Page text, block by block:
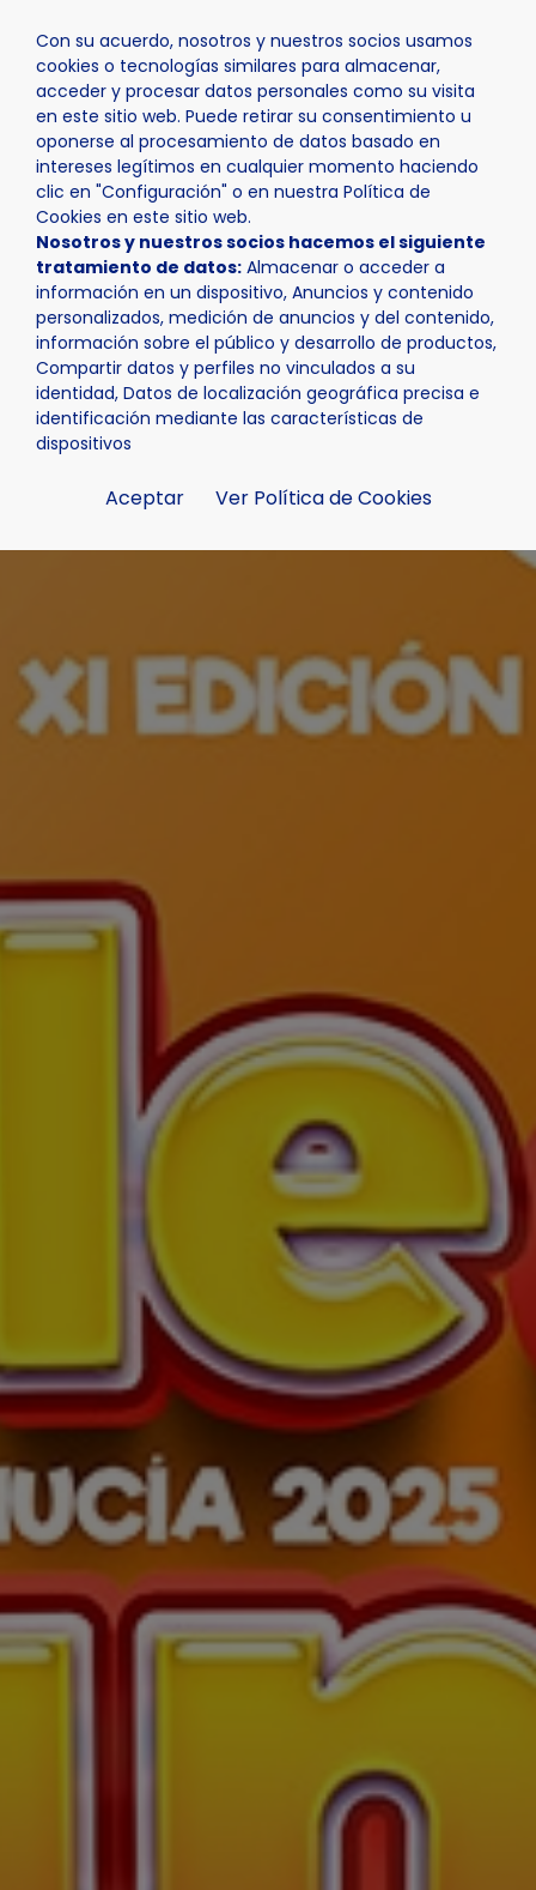
Con su acuerdo, nosotros y nuestros socios usamos
cookies o tecnologías similares para almacenar,
acceder y procesar datos personales como su visita
en este sitio web. Puede retirar su consentimiento u
oponerse al procesamiento de datos basado en
intereses legítimos en cualquier momento haciendo
clic en "Configuración" o en nuestra Política de
Cookies en este sitio web.
Nosotros y nuestros socios hacemos el siguiente
tratamiento de datos: Almacenar o acceder a
información en un dispositivo, Anuncios y contenido
personalizados, medición de anuncios y del contenido,
información sobre el público y desarrollo de productos,
Compartir datos y perfiles no vinculados a su
identidad, Datos de localización geográfica precisa e
identificación mediante las características de
dispositivos
Aceptar Ver Política de Cookies
Inicio Actualidad Noticias Noticia - Mañana finaliza